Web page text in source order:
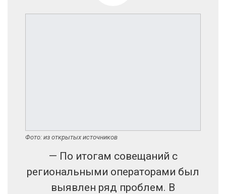
Фото: из открытых источников
— По итогам совещаний с
региональными операторами был
выявлен ряд проблем. В